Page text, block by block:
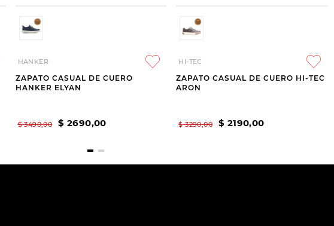
HANKER
ZAPATO CASUAL DE CUERO
HANKER ELYAN
$ 3490,00 $ 2690,00
HI-TEC
ZAPATO CASUAL DE CUERO HI-TEC
ARON
$ 3290,00 $ 2190,00